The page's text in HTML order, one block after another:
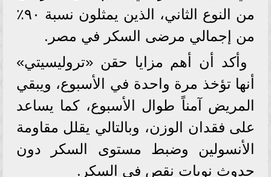
من النوع الثاني، الذين يمثلون نسبة ٩٠٪؜
من إجمالي مرضى السكر في مصر.
وأكد أن أهم مزايا حقن «تروليسيتي»
أنها تؤخذ مرة واحدة في الأسبوع، ويبقي
المريض آمناً طوال الأسبوع، كما يساعد
على فقدان الوزن، وبالتالي يقلل مقاومة
الأنسولين وضبط مستوى السكر دون
حدوث نوبات نقص في السكر.